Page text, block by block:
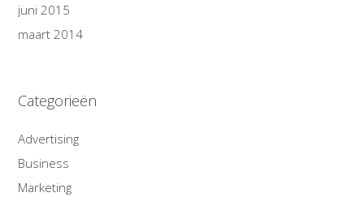
juni 2015
maart 2014
Categorieën
Advertising
Business
Marketing